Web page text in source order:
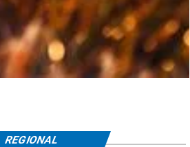
REGIONAL